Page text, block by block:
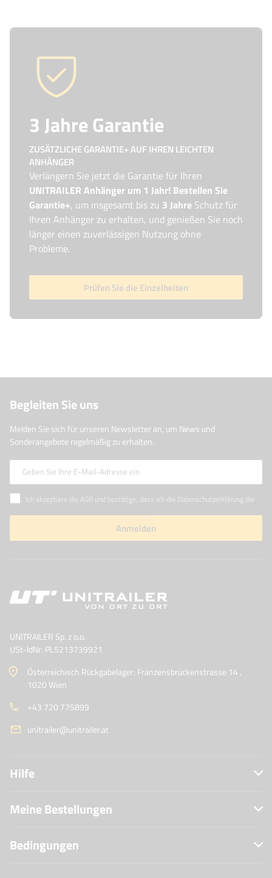
3 Jahre Garantie
ZUSÄTZLICHE GARANTIE+ AUF IHREN LEICHTEN
ANHÄNGER
Verlängern Sie jetzt die Garantie für Ihren
UNITRAILER Anhänger um 1 Jahr! Bestellen Sie
Garantie+, um insgesamt bis zu 3 Jahre Schutz für
Ihren Anhänger zu erhalten, und genießen Sie noch
länger einen zuverlässigen Nutzung ohne
Probleme.
Prüfen Sie die Einzelheiten
Begleiten Sie uns
Melden Sie sich für unseren Newsletter an, um News und
Sonderangebote regelmäßig zu erhalten.
Geben Sie Ihre E-Mail-Adresse ein
Ich akzeptiere die AGB und bestätige, dass ich die Datenschutzerklärung der Website zur Kenntnis genommen habe
Anmelden
UNITRAILER Sp. z o.o.
USt-IdNr: PL5213739921
Österreichisch Rückgabelager: Franzensbrückenstrasse 14 ,
1020 Wien
+43 720 775899
unitrailer@unitrailer.at
Hilfe
Meine Bestellungen
Bedingungen